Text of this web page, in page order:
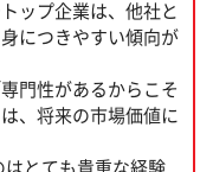
ップ企業は、他社と
につきやすい傾向が
門性があるからこそ
、将来の市場価値に
はとても貴重な経験